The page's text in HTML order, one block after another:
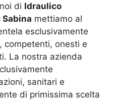
di Idraulico
Sabina mettiamo al
esclusivamente
competenti, onesti e
La nostra azienda
sanitari e
di primissima scelta